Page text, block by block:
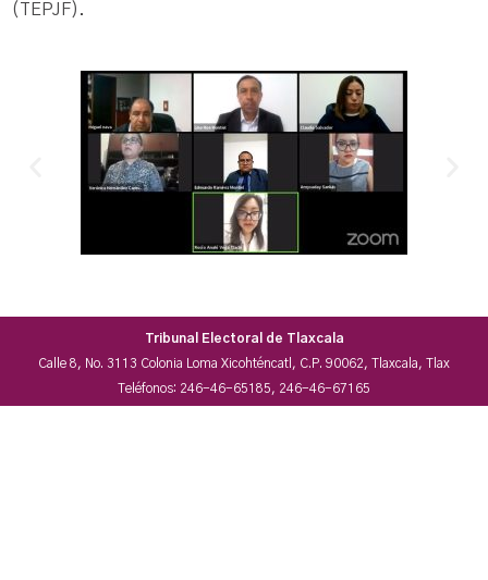
(TEPJF).
Tribunal Electoral de Tlaxcala
Calle 8, No. 3113 Colonia Loma Xicohténcatl, C.P. 90062, Tlaxcala, Tlax
Teléfonos: 246-46-65185, 246-46-67165